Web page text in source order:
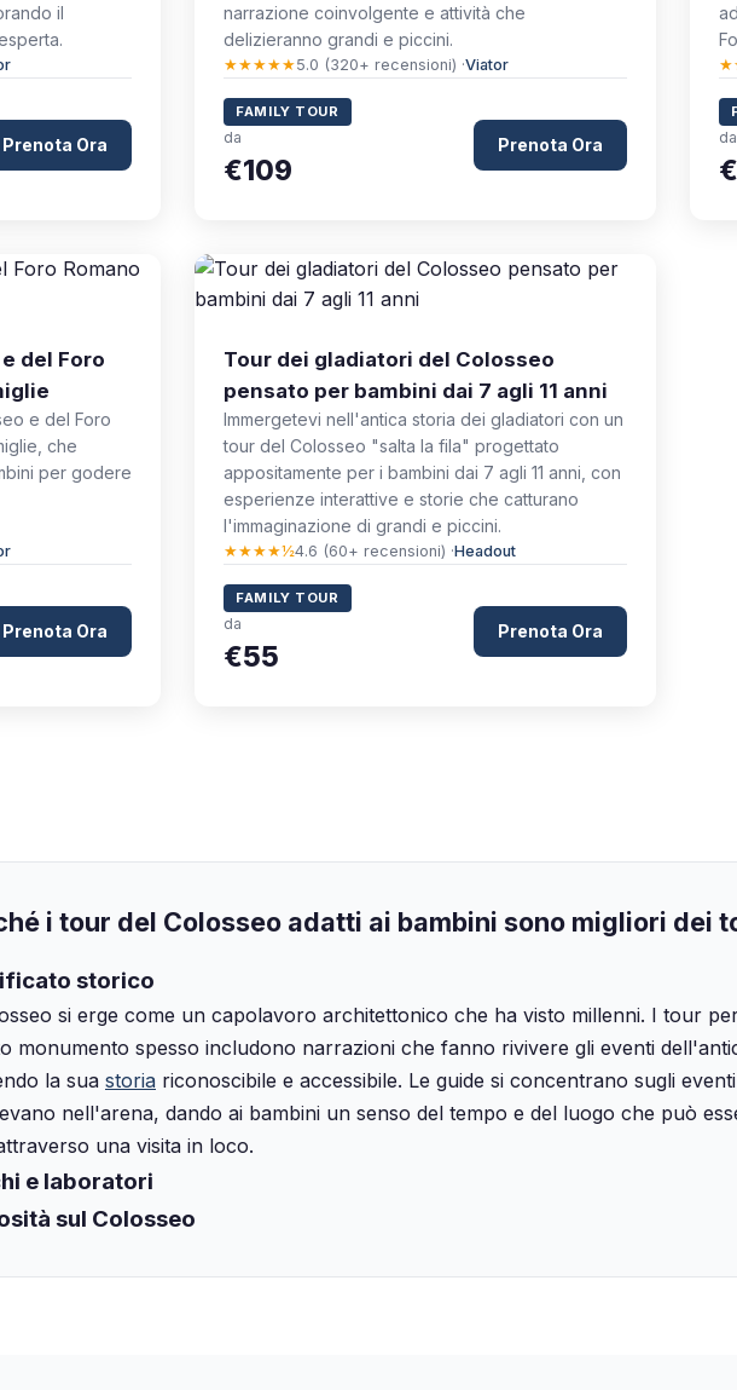
il
Prenota Ora
narrazione coinvolgente e attività che
delizieranno grandi e piccini.
★★★★★5.0 (320+ recensioni) ·Viator
FAMILY TOUR
da
€109
Prenota Ora da
del Foro
e del Foro
che
per godere
Prenota Ora
Tour dei gladiatori del Colosseo
pensato per bambini dai 7 agli 11 anni
Immergetevi nell'antica storia dei gladiatori con un
tour del Colosseo "salta la fila" progettato
appositamente per i bambini dai 7 agli 11 anni, con
esperienze interattive e storie che catturano
l'immaginazione di grandi e piccini.
★★★★½4.6 (60+ recensioni) ·Headout
FAMILY TOUR
da
€55
Prenota Ora
i tour del Colosseo adatti ai bambini sono migliori dei
storico
si erge come un capolavoro architettonico che ha visto millenni. I tour
monumento spesso includono narrazioni che fanno rivivere gli eventi
la sua storia riconoscibile e accessibile. Le guide si concentrano sugli
nell'arena, dando ai bambini un senso del tempo e del luogo che può
una visita in loco.
e laboratori
sul Colosseo